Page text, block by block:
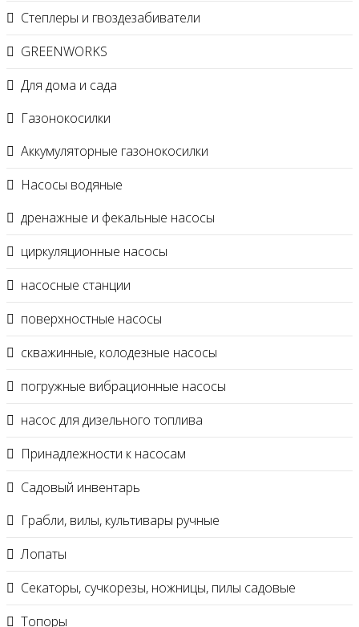
Степлеры и гвоздезабиватели
GREENWORKS
Для дома и сада
Газонокосилки
Аккумуляторные газонокосилки
Насосы водяные
дренажные и фекальные насосы
циркуляционные насосы
насосные станции
поверхностные насосы
скважинные, колодезные насосы
погружные вибрационные насосы
насос для дизельного топлива
Принадлежности к насосам
Садовый инвентарь
Грабли, вилы, культивары ручные
Лопаты
Секаторы, сучкорезы, ножницы, пилы садовые
Топоры